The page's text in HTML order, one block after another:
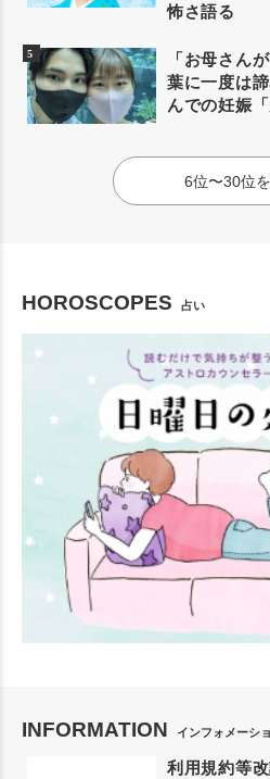
怖さ語る
「お母さん
葉に一度は
んでの妊娠
6位〜30位
HOROSCOPES 占い
INFORMATION インフォメーシ
利用規約等